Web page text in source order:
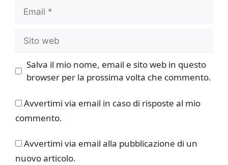
Email
Sito
web
Salva il mio nome, email e sito web in questo
browser per la prossima volta che commento.
Avvertimi via email in caso di risposte al mio
commento.
Avvertimi via email alla pubblicazione di un
nuovo articolo.